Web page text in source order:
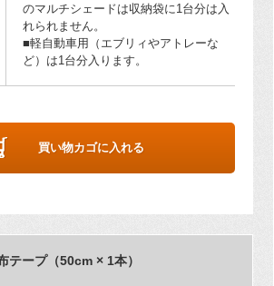
のマルチシェードは収納袋に1台分は入
れられません。
■軽自動車用（エブリィやアトレーな
ど）は1台分入ります。
買い物カゴに入れる
テープ（50cm × 1本）